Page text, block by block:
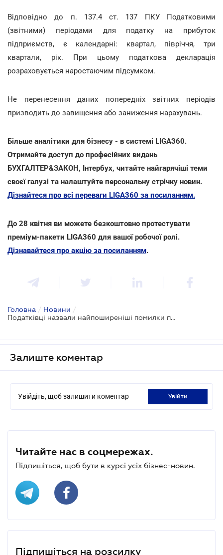
Відповідно до п. 137.4 ст. 137 ПКУ Податковими
(звітними) періодами для податку на прибуток
підприємств, є календарні: квартал, півріччя, три
квартали, рік. При цьому податкова декларація
розраховується наростаючим підсумком.
Не перенесення даних попередніх звітних періодів
призводить до завищення або заниження нарахувань.
Більше аналітики для бізнесу - в системі LIGA360.
Отримайте доступ до професійних видань
БУХГАЛТЕР&ЗАКОН, Інтербух, читайте найгарячіші теми
своєї галузі та налаштуйте персональну стрічку новин.
Дізнайтеся про всі переваги LIGA360 за посиланням.
До 28 квітня ви можете безкоштовно протестувати
преміум-пакети LIGA360 для вашої робочої ролі.
Дізнавайтеся про акцію за посиланням.
Головна / Новини /
Податківці назвали найпоширеніші помилки при декларуванні податку на прибуток
Залиште коментар
Увійдіть, щоб залишити коментар увійти
Читайте нас в соцмережах.
Підпишіться, щоб бути в курсі усіх бізнес-новин.
Підпишіться на розсилку